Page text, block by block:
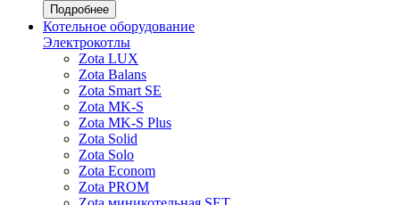
Подробнее
Котельное оборудование
Электрокотлы
Zota LUX
Zota Balans
Zota Smart SE
Zota MK-S
Zota MK-S Plus
Zota Solid
Zota Solo
Zota Econom
Zota PROM